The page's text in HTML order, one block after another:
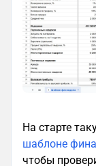
На старте
шаблоне
чтобы